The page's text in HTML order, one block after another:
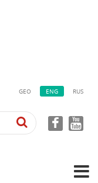
GEO ENG RUS